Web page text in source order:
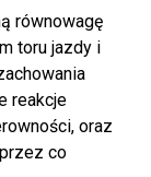
równowagę
toru jazdy i
reakcje
oraz
co